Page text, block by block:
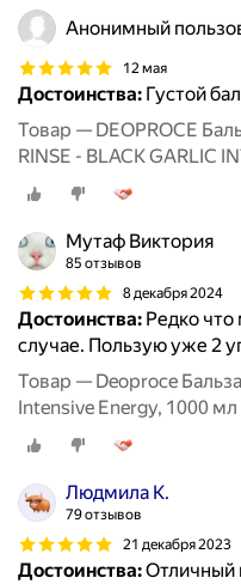
Анонимный
12 мая
Достоинства: Густой
Товар — DEOPROCE
RINSE - BLACK GARLIC
Мутаф Виктория
85 отзывов
8 декабря 2024
Достоинства: Редко что
случае. Пользую уже 2
Товар — Deoproce
Intensive Energy, 1000 мл
Людмила К.
79 отзывов
21 декабря 2023
Достоинства:Отличный